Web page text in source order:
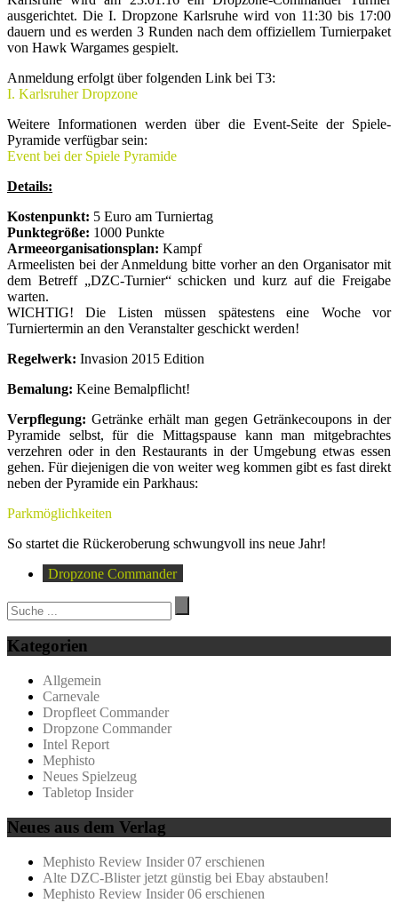
ausgerichtet. Die I. Dropzone Karlsruhe wird von 11:30 bis 17:00
dauern und es werden 3 Runden nach dem offiziellem Turnierpaket
von Hawk Wargames gespielt.
Anmeldung erfolgt über folgenden Link bei T3:
I. Karlsruher Dropzone
Weitere Informationen werden über die Event-Seite der Spiele-
Pyramide verfügbar sein:
Event bei der Spiele Pyramide
Details:
Kostenpunkt: 5 Euro am Turniertag
Punktegröße: 1000 Punkte
Armeeorganisationsplan: Kampf
Armeelisten bei der Anmeldung bitte vorher an den Organisator mit
dem Betreff „DZC-Turnier“ schicken und kurz auf die Freigabe
warten.
WICHTIG! Die Listen müssen spätestens eine Woche vor
Turniertermin an den Veranstalter geschickt werden!
Regelwerk: Invasion 2015 Edition
Bemalung: Keine Bemalpflicht!
Verpflegung: Getränke erhält man gegen Getränkecoupons in der
Pyramide selbst, für die Mittagspause kann man mitgebrachtes
verzehren oder in den Restaurants in der Umgebung etwas essen
gehen. Für diejenigen die von weiter weg kommen gibt es fast direkt
neben der Pyramide ein Parkhaus:
Parkmöglichkeiten
So startet die Rückeroberung schwungvoll ins neue Jahr!
Dropzone Commander
Kategorien
Allgemein
Carnevale
Dropfleet Commander
Dropzone Commander
Intel Report
Mephisto
Neues Spielzeug
Tabletop Insider
Neues aus dem Verlag
Mephisto Review Insider 07 erschienen
Alte DZC-Blister jetzt günstig bei Ebay abstauben!
Mephisto Review Insider 06 erschienen